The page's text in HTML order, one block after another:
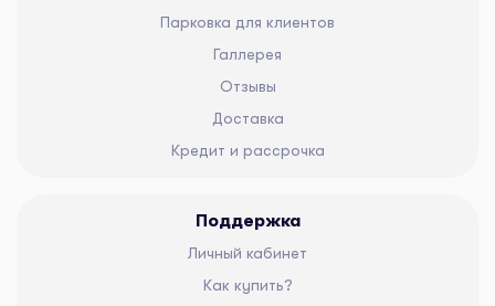
Парковка для клиентов
Галлерея
Отзывы
Доставка
Кредит и рассрочка
Поддержка
Личный кабинет
Как купить?